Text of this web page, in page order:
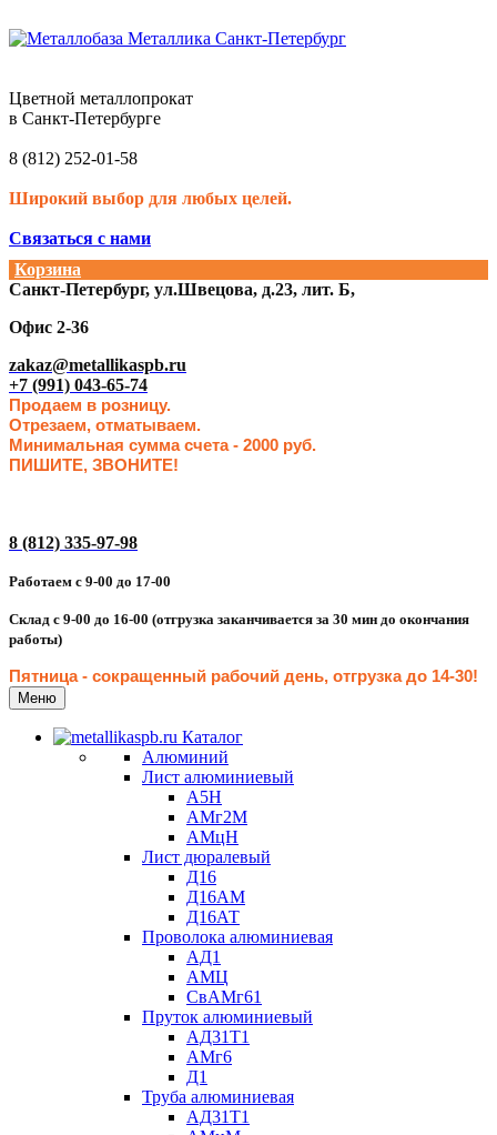
Цветной металлопрокат
в Санкт-Петербурге
8 (812) 252-01-58
Широкий выбор для любых целей.
Связаться с нами
Корзина
Санкт-Петербург, ул.Швецова, д.23, лит. Б,
Офис 2-36
zakaz@metallikaspb.ru
+7 (991) 043-65-74
Продаем в розницу.
Отрезаем, отматываем.
Минимальная сумма счета - 2000 руб.
ПИШИТЕ, ЗВОНИТЕ!
8 (812) 335-97-98
Работаем с 9-00 до 17-00
Склад с 9-00 до 16-00 (отгрузка заканчивается за 30 мин до окончания
работы)
Пятница - сокращенный рабочий день, отгрузка до 14-30!
Меню
Каталог
Алюминий
Лист алюминиевый
А5Н
АМг2М
АМцН
Лист дюралевый
Д16
Д16АМ
Д16АТ
Проволока алюминиевая
АД1
АМЦ
СвАМг61
Пруток алюминиевый
АД31Т1
АМг6
Д1
Труба алюминиевая
АД31Т1